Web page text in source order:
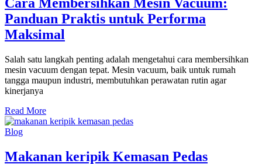
Panduan Praktis untuk Performa
Maksimal
Salah satu langkah penting adalah mengetahui cara membersihkan
mesin vacuum dengan tepat. Mesin vacuum, baik untuk rumah
tangga maupun industri, membutuhkan perawatan rutin agar
kinerjanya
Read More
Blog
Makanan keripik Kemasan Pedas